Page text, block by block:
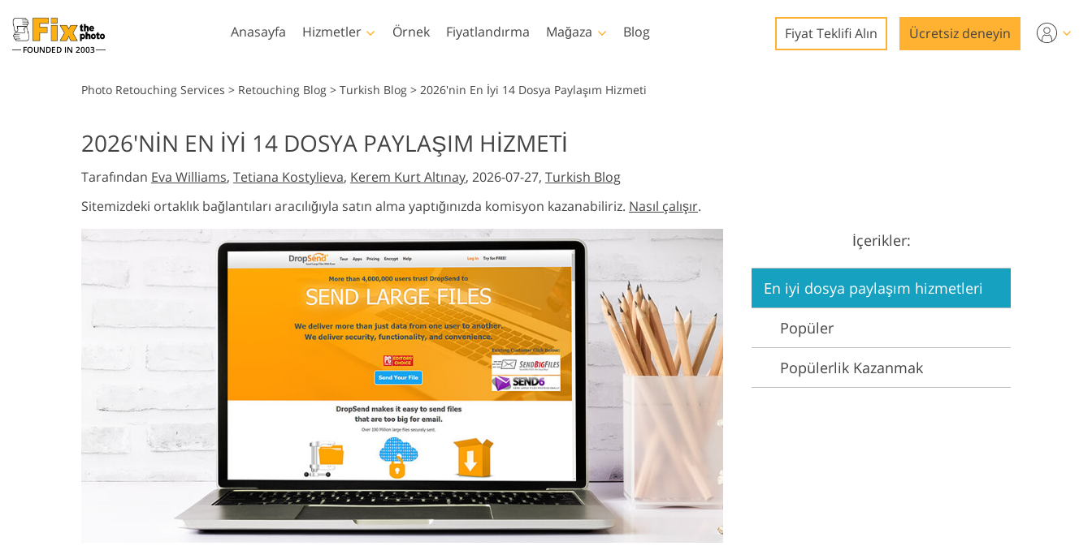
FOUNDED IN 2003
Anasayfa Hizmetler
Vücut Rötuşlama
Bebek Fotoğraf Rötuş
Düğün Fotoğraf Düzenleme
Hizmetleri
Giysiler için Yapay Zeka
Tarafından Oluşturulan
Modeller
İmaj Manipülasyon
Fotoğraf Restorasyon
Hizmetleri
Mücevher Rötuş Hizmetleri AI Eğitim Verileri
Hizmetleri
Örnek Fiyatlandırma Mağaza
Lightroom
Lightroom Ön Ayarları
Tüm LR Hazır Ayar
Koleksiyonları
Ayarları
Mobil Koleksiyon
Photoshop
Photoshop Eylemleri
Photoshop Fırçaları
Photoshop Kaplamaları
Photoshop Dokuları
Koleksiyonlar
Ps Bindirmeleri Tüm
Koleksiyonlar
Templates
Şablonlar
Pazarlama şablonları
Sevgililer Günü Kartları
Düğün davetiyeleri
davetiyesi
Blog Fiyat Teklifi Alın Ücretsiz deneyin
Photo Retouching Services > Retouching Blog > Turkish Blog > 2026'nin En İyi 14 Dosya Paylaşım Hizmeti
2026'NIN EN İYI 14 DOSYA PAYLAŞIM HIZMETI
Tarafından Eva Williams, Tetiana Kostylieva, Kerem Kurt Altınay, 2026-07-27, Turkish Blog
Sitemizdeki ortaklık bağlantıları aracılığıyla satın alma yaptığınızda komisyon kazanabiliriz. Nasıl çalışır.
İçerikler:
En iyi dosya paylaşım hizmetleri
Popüler
Popülerlik Kazanmak